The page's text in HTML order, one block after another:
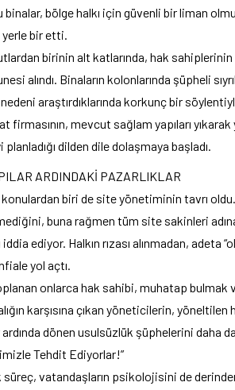
bölge halkı için güvenli bir liman
yerle bir etti.
birinin alt katlarında, hak
alındı. Binaların kolonlarında şüpheli
araştırdıklarında korkunç bir
mevcut sağlam yapıları
dilden dile dolaşmaya başladı.
ARDINDAKİ PAZARLIKLAR
biri de site yönetiminin tavrı
buna rağmen tüm site sakinleri
ediyor. Halkın rızası alınmadan, adeta
yol açtı.
onlarca hak sahibi, muhatap bulmak
karşısına çıkan yöneticilerin,
dönen usulsüzlük şüphelerini daha
Tehdit Ediyorlar!”
vatandaşların psikolojisini de